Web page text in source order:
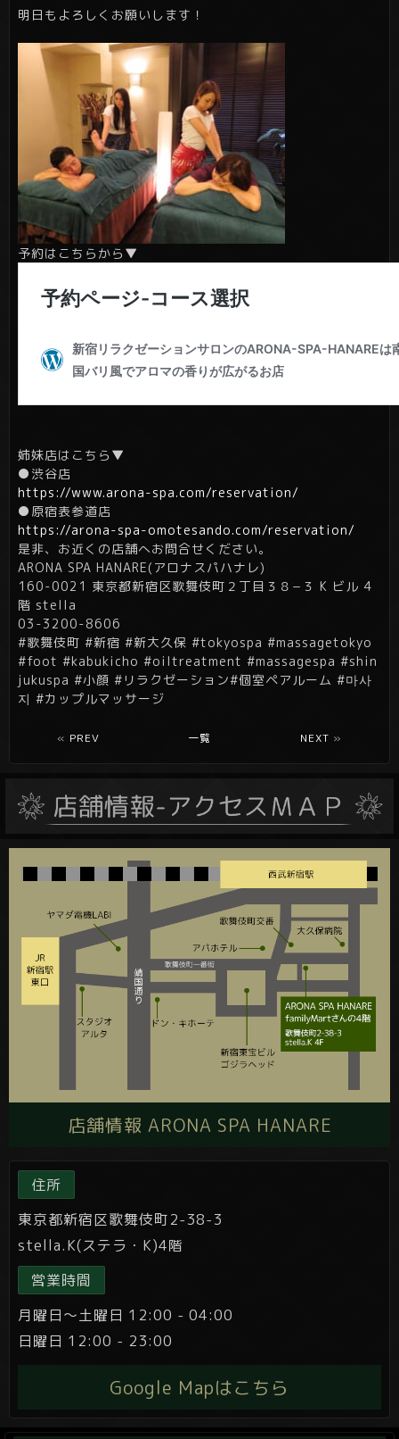
明日もよろしくお願いします！
予約はこちらから▼
姉妹店はこちら▼
●渋谷店
https://www.arona-spa.com/reservation/
●原宿表参道店
https://arona-spa-omotesando.com/reservation/
是非、お近くの店舗へお問合せください。
ARONA SPA HANARE(アロナスパハナレ)
160-0021 東京都新宿区歌舞伎町２丁目３８−３ K ビル 4
階 stella
03-3200-8606
#歌舞伎町 #新宿 #新大久保 #tokyospa #massagetokyo
#foot #kabukicho #oiltreatment #massagespa #shin
jukuspa #小顔 #リラクゼーション#個室ペアルーム #마사
지 #カップルマッサージ
« PREV 一覧 NEXT »
店舗情報 ARONA SPA HANARE
住所
東京都新宿区歌舞伎町2-38-3
stella.K(ステラ・K)4階
営業時間
月曜日～土曜日 12:00 - 04:00
日曜日 12:00 - 23:00
Google Mapはこちら